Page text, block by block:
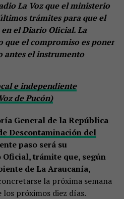
La Voz que el ministerio
trámites para que el
el Diario Oficial. La
que el compromiso es poner
antes el instrumento
e independiente
de Pucón)
General de la República
Descontaminación del
paso será su
trámite que, según
de La Araucanía,
la próxima semana
próximos diez días.